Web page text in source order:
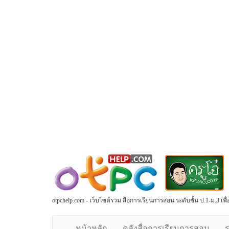
otpchelp.com - เว็บไซต์รวม สื่อการเรียนการสอน ระดับชั้น ป.1-ม.3 เ